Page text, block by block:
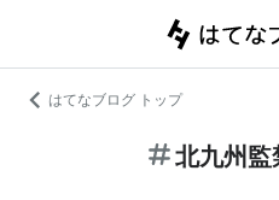
はてなブログ トップ
北九州監